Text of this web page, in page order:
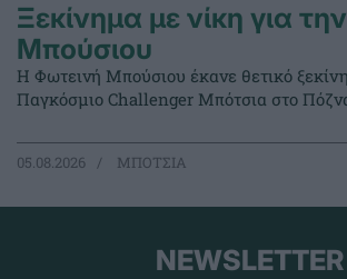
Ξεκίνημα με νίκη για την
Μπούσιου
Η Φωτεινή Μπούσιου έκανε θετικό
Παγκόσμιο Challenger Μπότσια στο
05.08.2026 ΜΠΟΤΣΙΑ
NEWSLETTER